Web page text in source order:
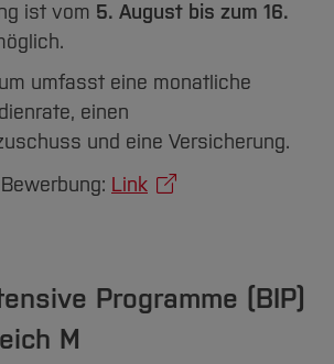
FB G
Projekte
Entwicklung
Hochschule
Hochschule
Office
ist vom 5. August bis zum 16.
umfasst eine monatliche
einen
und eine Versicherung.
Link
Programme (BIP)
M